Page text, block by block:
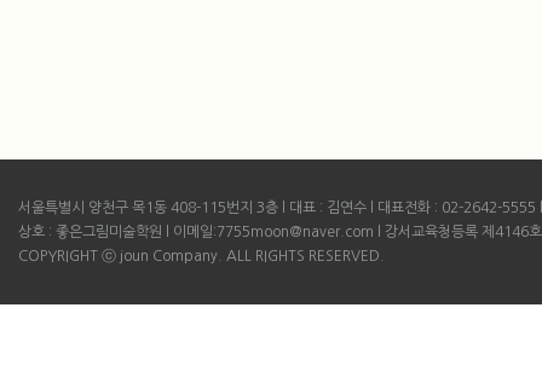
서울특별시 양천구 목1동 408-115번지 3층 l 대표 : 김연수 l 대표전화 : 02-2642-
상호 : 좋은그림미술학원 l 이메일:7755moon@naver.com l 강서교육청등록 제4146호
COPYRIGHT ⓒ joun Company. ALL RIGHTS RESERVED.